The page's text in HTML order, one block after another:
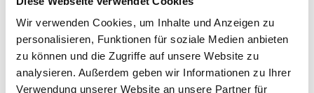
Wir verwenden Cookies, um Inhalte und Anzeigen zu
personalisieren, Funktionen für soziale Medien anbieten
zu können und die Zugriffe auf unsere Website zu
analysieren. Außerdem geben wir Informationen zu Ihrer
Verwendung unserer Website an unsere Partner für